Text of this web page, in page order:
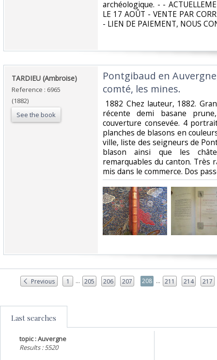
archéologique. - -
LE 17 AOÛT - VENTE PAR
- LIEN DE PAIEMENT, NOUS
‎TARDIEU (Ambroise)‎
Reference : 6965
(1882)
See the book
‎Pontgibaud en
comté, les mines.‎
1882 Chez lauteur, 1882.
récente demi basane
couverture consevée. 4
planches de blasons en
ville, liste des seigneurs de
blason ainsi que les
remarquables du canton. Très
mis dans le commerce. Dos
Previous 1 ... 205 206 207 208 ... 211 214 217
Last searches
topic : Auvergne
Results : 5520